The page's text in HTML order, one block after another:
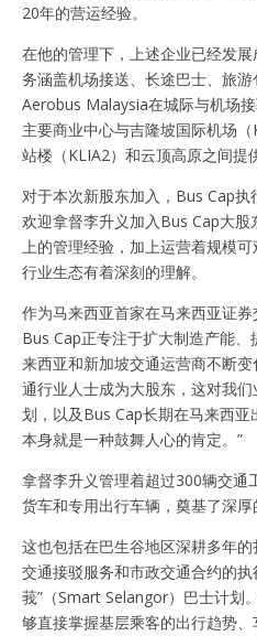
20年的营运经验。
在他的管理下，上述企业已经发
务涵盖机场接送、长途巴士、旅游
Aerobus Malaysia在城际与机场
主要商业中心与吉隆坡国际机场
站楼（KLIA2）和云顶高原之间提
对于本次新股东加入，Bus Cap执
欢迎拿督李升义加入Bus Cap大
上的管理经验，加上运营着规模
行业生态有着深刻的理解。
作为马来西亚首家在马来西亚证
Bus Cap正专注于扩大制造产能
来西亚和新加坡交通运营商不断
通行业人士成为大股东，这对我
划，以及Bus Cap长期在马来西亚
本身就是一种鼓舞人心的肯定。”
拿督李升义管理着超过300辆交通
货车和专用出行车辆，奠基了深厚
这也包括在巴生谷地区深耕多年
交通接驳服务和市政交通合约的
莪”（Smart Selangor）巴士计划
够直接掌握基层乘客的出行趋势